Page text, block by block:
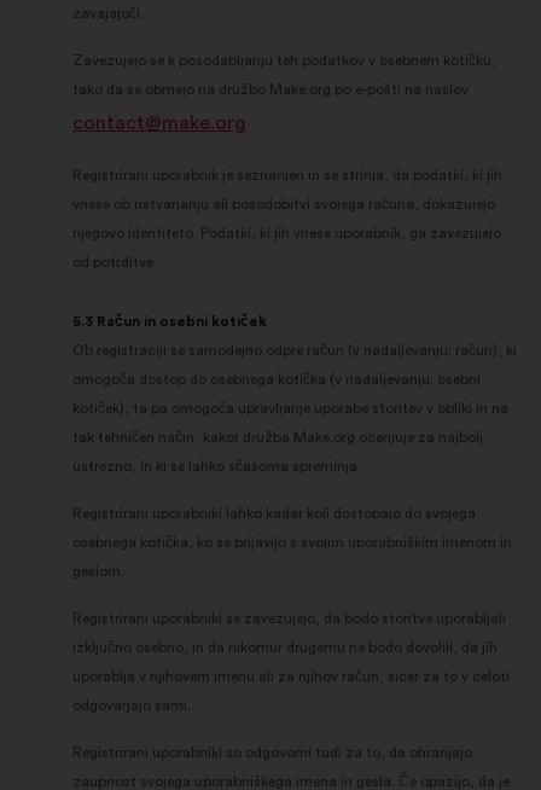
zavajajoči.
Zavezujejo se k posodabljanju teh podatkov v osebnem kotičku,
tako da se obrnejo na družbo Make.org po e-pošti na naslov
contact@make.org
Registrirani uporabnik je seznanjen in se strinja, da podatki, ki jih
vnese ob ustvarjanju ali posodobitvi svojega računa, dokazujejo
njegovo identiteto. Podatki, ki jih vnese uporabnik, ga zavezujejo
od potrditve.
5.3 Račun in osebni kotiček
Ob registraciji se samodejno odpre račun (v nadaljevanju: račun), ki
omogoča dostop do osebnega kotička (v nadaljevanju: osebni
kotiček), ta pa omogoča upravljanje uporabe storitev v obliki in na
tak tehničen način, kakor družba Make.org ocenjuje za najbolj
ustrezno, in ki se lahko sčasoma spreminja.
Registrirani uporabniki lahko kadar koli dostopajo do svojega
osebnega kotička, ko se prijavijo s svojim uporabniškim imenom in
geslom.
Registrirani uporabniki se zavezujejo, da bodo storitve uporabljali
izključno osebno, in da nikomur drugemu ne bodo dovolili, da jih
uporablja v njihovem imenu ali za njihov račun, sicer za to v celoti
odgovarjajo sami.
Registrirani uporabniki so odgovorni tudi za to, da ohranjajo
zaupnost svojega uporabniškega imena in gesla. Če opazijo, da je